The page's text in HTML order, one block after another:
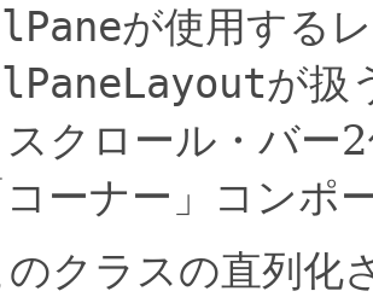
が使用する
が扱
スクロール・バー
ーナー」コンポ
のクラスの直列化